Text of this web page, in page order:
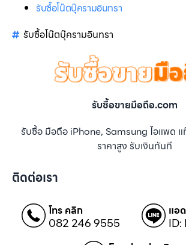
รับซื้อโน๊ตบุ๊ครามอินทรา
รับซื้อโน๊ตบุ๊ครามอินทรา
รับซื้อขายมือถือ.com
รับซื้อ มือถือ iPhone, Samsung ไอแพด แ
ราคาสูง รับเงินทันที
ติดต่อเรา
โทร คลิก
082 246 9555
แอ
ID: